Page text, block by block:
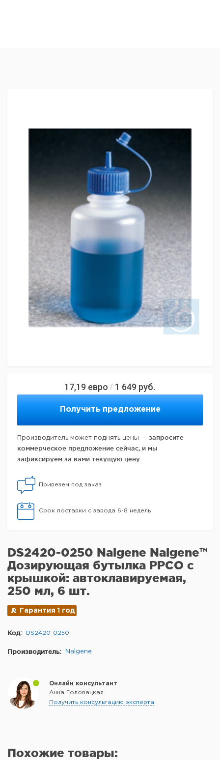
17,19 евро / 1 649 руб.
Получить предложение
Производитель может поднять цены — запросите
коммерческое предложение сейчас, и мы
зафиксируем за вами текущую цену.
Привезем под заказ
Срок поставки с завода 6-8 недель
DS2420-0250 Nalgene Nalgene™
Дозирующая бутылка PPCO с
крышкой: автоклавируемая,
250 мл, 6 шт.
Гарантия 1 год
Код: DS2420-0250
Производитель: Nalgene
Онлайн консультант
Анна Головацкая
Получить консультацию эксперта
Похожие товары: